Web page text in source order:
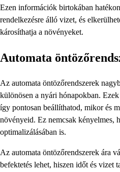
Ezen információk birtokában
rendelkezésre álló vizet, és
károsíthatja a növényeket.
Automata
Az automata öntözőrendszerek
különösen a nyári hónapokban.
így pontosan beállíthatod, mikor és
növényeid. Ez nemcsak kényelmes,
optimalizálásában is.
Az automata öntözőrendszerek ára
befektetés lehet, hiszen időt és vizet